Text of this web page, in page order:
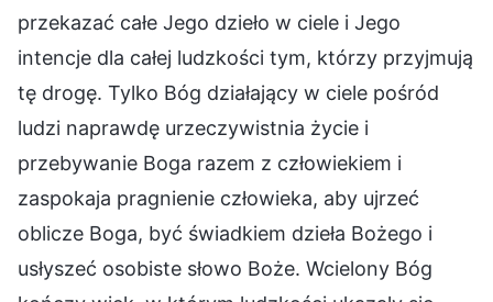
przekazać całe Jego dzieło w ciele i Jego
intencje dla całej ludzkości tym, którzy przyjmują
tę drogę. Tylko Bóg działający w ciele pośród
ludzi naprawdę urzeczywistnia życie i
przebywanie Boga razem z człowiekiem i
zaspokaja pragnienie człowieka, aby ujrzeć
oblicze Boga, być świadkiem dzieła Bożego i
usłyszeć osobiste słowo Boże. Wcielony Bóg